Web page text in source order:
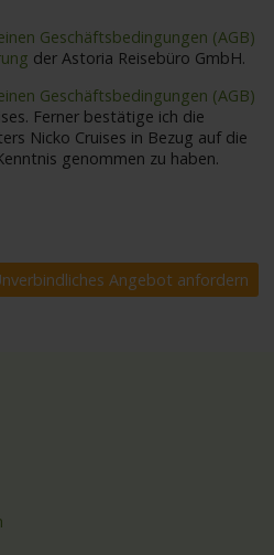
Geschäftsbedingungen (AGB)
der Astoria Reisebüro GmbH.
Geschäftsbedingungen (AGB)
die
Nicko Cruises in Bezug auf die
genommen zu haben.